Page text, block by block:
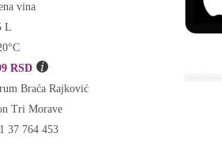
vina
L
RSD
Braća Rajković
Tri Morave
37 764 453